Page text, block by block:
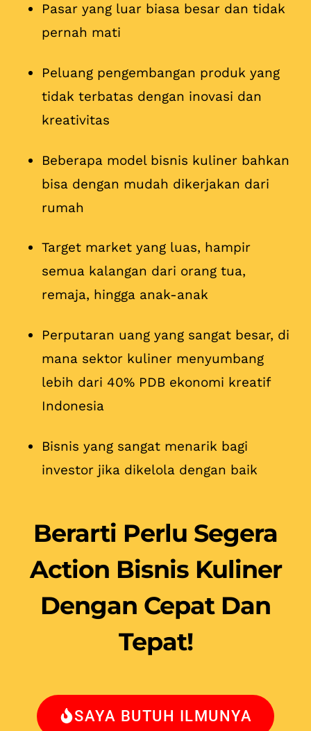
Pasar yang luar biasa besar dan tidak
pernah mati
Peluang pengembangan produk yang
tidak terbatas dengan inovasi dan
kreativitas
Beberapa model bisnis kuliner bahkan
bisa dengan mudah dikerjakan dari
rumah
Target market yang luas, hampir
semua kalangan dari orang tua,
remaja, hingga anak-anak
Perputaran uang yang sangat besar, di
mana sektor kuliner menyumbang
lebih dari 40% PDB ekonomi kreatif
Indonesia
Bisnis yang sangat menarik bagi
investor jika dikelola dengan baik
Berarti Perlu Segera
Action Bisnis Kuliner
Dengan Cepat Dan
Tepat!
SAYA BUTUH ILMUNYA